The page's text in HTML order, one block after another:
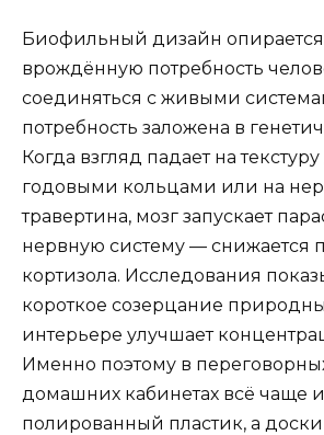
Биофильный дизайн
врождённую потребность
соединяться с живыми
потребность заложена в
Когда взгляд падает на
годовыми кольцами или на
травертина, мозг запускает
нервную систему — снижается
кортизола. Исследования
короткое созерцание
интерьере улучшает
Именно поэтому в
домашних кабинетах всё чаще
полированный пластик, а